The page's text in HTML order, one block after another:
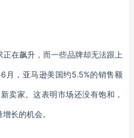
在飙升，而一些品牌却无法跟上
月，亚马逊美国约5.5%的销售额
卖家。这表明市场还没有饱和，
长的机会。